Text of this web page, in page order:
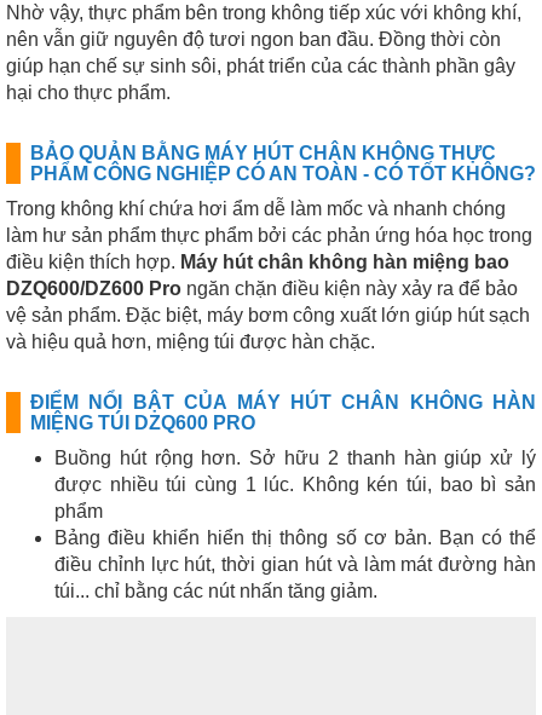
Nhờ vậy, thực phẩm bên trong không tiếp xúc với không khí,
nên vẫn giữ nguyên độ tươi ngon ban đầu. Đồng thời còn
giúp hạn chế sự sinh sôi, phát triển của các thành phần gây
hại cho thực phẩm.
BẢO QUẢN BẰNG MÁY HÚT CHÂN KHÔNG THỰC
PHẨM CÔNG NGHIỆP CÓ AN TOÀN - CÓ TỐT KHÔNG?
Trong không khí chứa hơi ẩm dễ làm mốc và nhanh chóng
làm hư sản phẩm thực phẩm bởi các phản ứng hóa học trong
điều kiện thích hợp. Máy hút chân không hàn miệng bao
DZQ600/DZ600 Pro ngăn chặn điều kiện này xảy ra để bảo
vệ sản phẩm. Đặc biệt, máy bơm công xuất lớn giúp hút sạch
và hiệu quả hơn, miệng túi được hàn chặc.
ĐIỂM NỔI BẬT CỦA MÁY HÚT CHÂN KHÔNG HÀN
MIỆNG TÚI
DZQ600 PRO
Buồng hút rộng hơn. Sở hữu 2 thanh hàn giúp xử lý
được nhiều túi cùng 1 lúc. Không kén túi, bao bì sản
phẩm
Bảng điều khiển hiển thị thông số cơ bản. Bạn có thể
điều chỉnh lực hút, thời gian hút và làm mát đường hàn
túi... chỉ bằng các nút nhấn tăng giảm.